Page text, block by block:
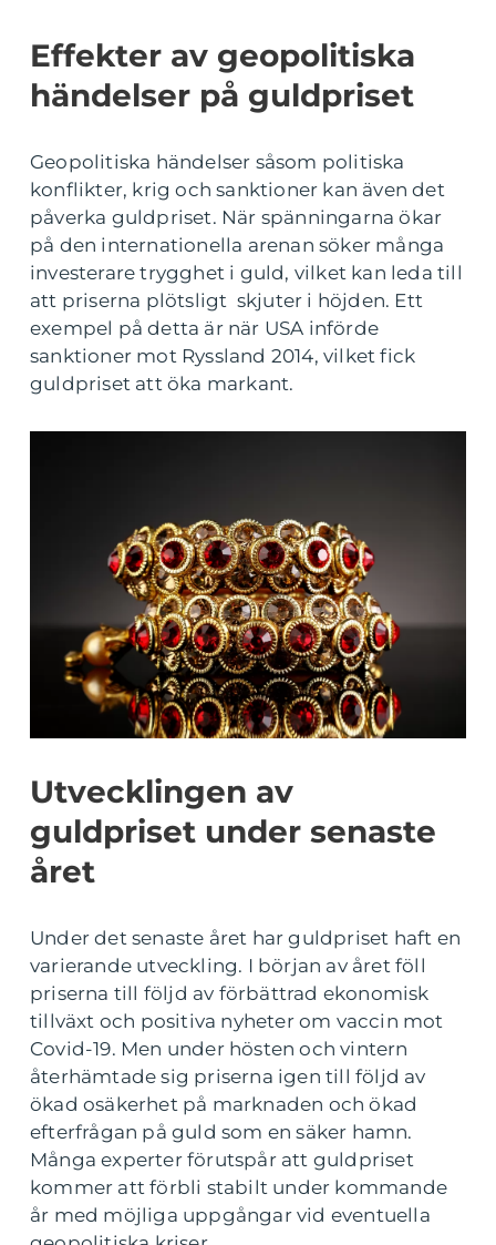
Effekter av geopolitiska
händelser på guldpriset
Geopolitiska händelser såsom politiska
konflikter, krig och sanktioner kan även det
påverka guldpriset. När spänningarna ökar
på den internationella arenan söker många
investerare trygghet i guld, vilket kan leda till
att priserna plötsligt skjuter i höjden. Ett
exempel på detta är när USA införde
sanktioner mot Ryssland 2014, vilket fick
guldpriset att öka markant.
Utvecklingen av
guldpriset under senaste
året
Under det senaste året har guldpriset haft en
varierande utveckling. I början av året föll
priserna till följd av förbättrad ekonomisk
tillväxt och positiva nyheter om vaccin mot
Covid-19. Men under hösten och vintern
återhämtade sig priserna igen till följd av
ökad osäkerhet på marknaden och ökad
efterfrågan på guld som en säker hamn.
Många experter förutspår att guldpriset
kommer att förbli stabilt under kommande
år med möjliga uppgångar vid eventuella